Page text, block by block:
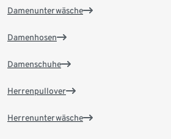
Damenunterwäsche
Damenhosen
Damenschuhe
Herrenpullover
Herrenunterwäsche